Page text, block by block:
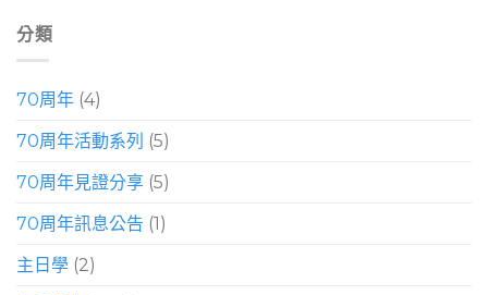
分類
70周年 (4)
70周年活動系列 (5)
70周年見證分享 (5)
70周年訊息公告 (1)
主日學 (2)